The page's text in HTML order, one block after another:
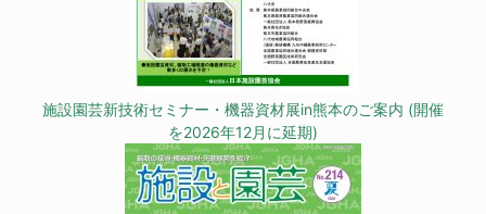
施設園芸新技術セミナー・機器資材展in熊本のご案内 (開催
を2026年12月に延期)